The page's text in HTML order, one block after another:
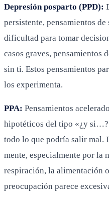
Depresión posparto (PPD):
persistente, pensamientos
dificultad para tomar
casos graves, pensamientos
sin ti. Estos pensamientos
los experimenta.
PPA: Pensamientos
hipotéticos del tipo «¿y
todo lo que podría salir mal.
mente, especialmente por la
respiración, la alimentación
preocupación parece